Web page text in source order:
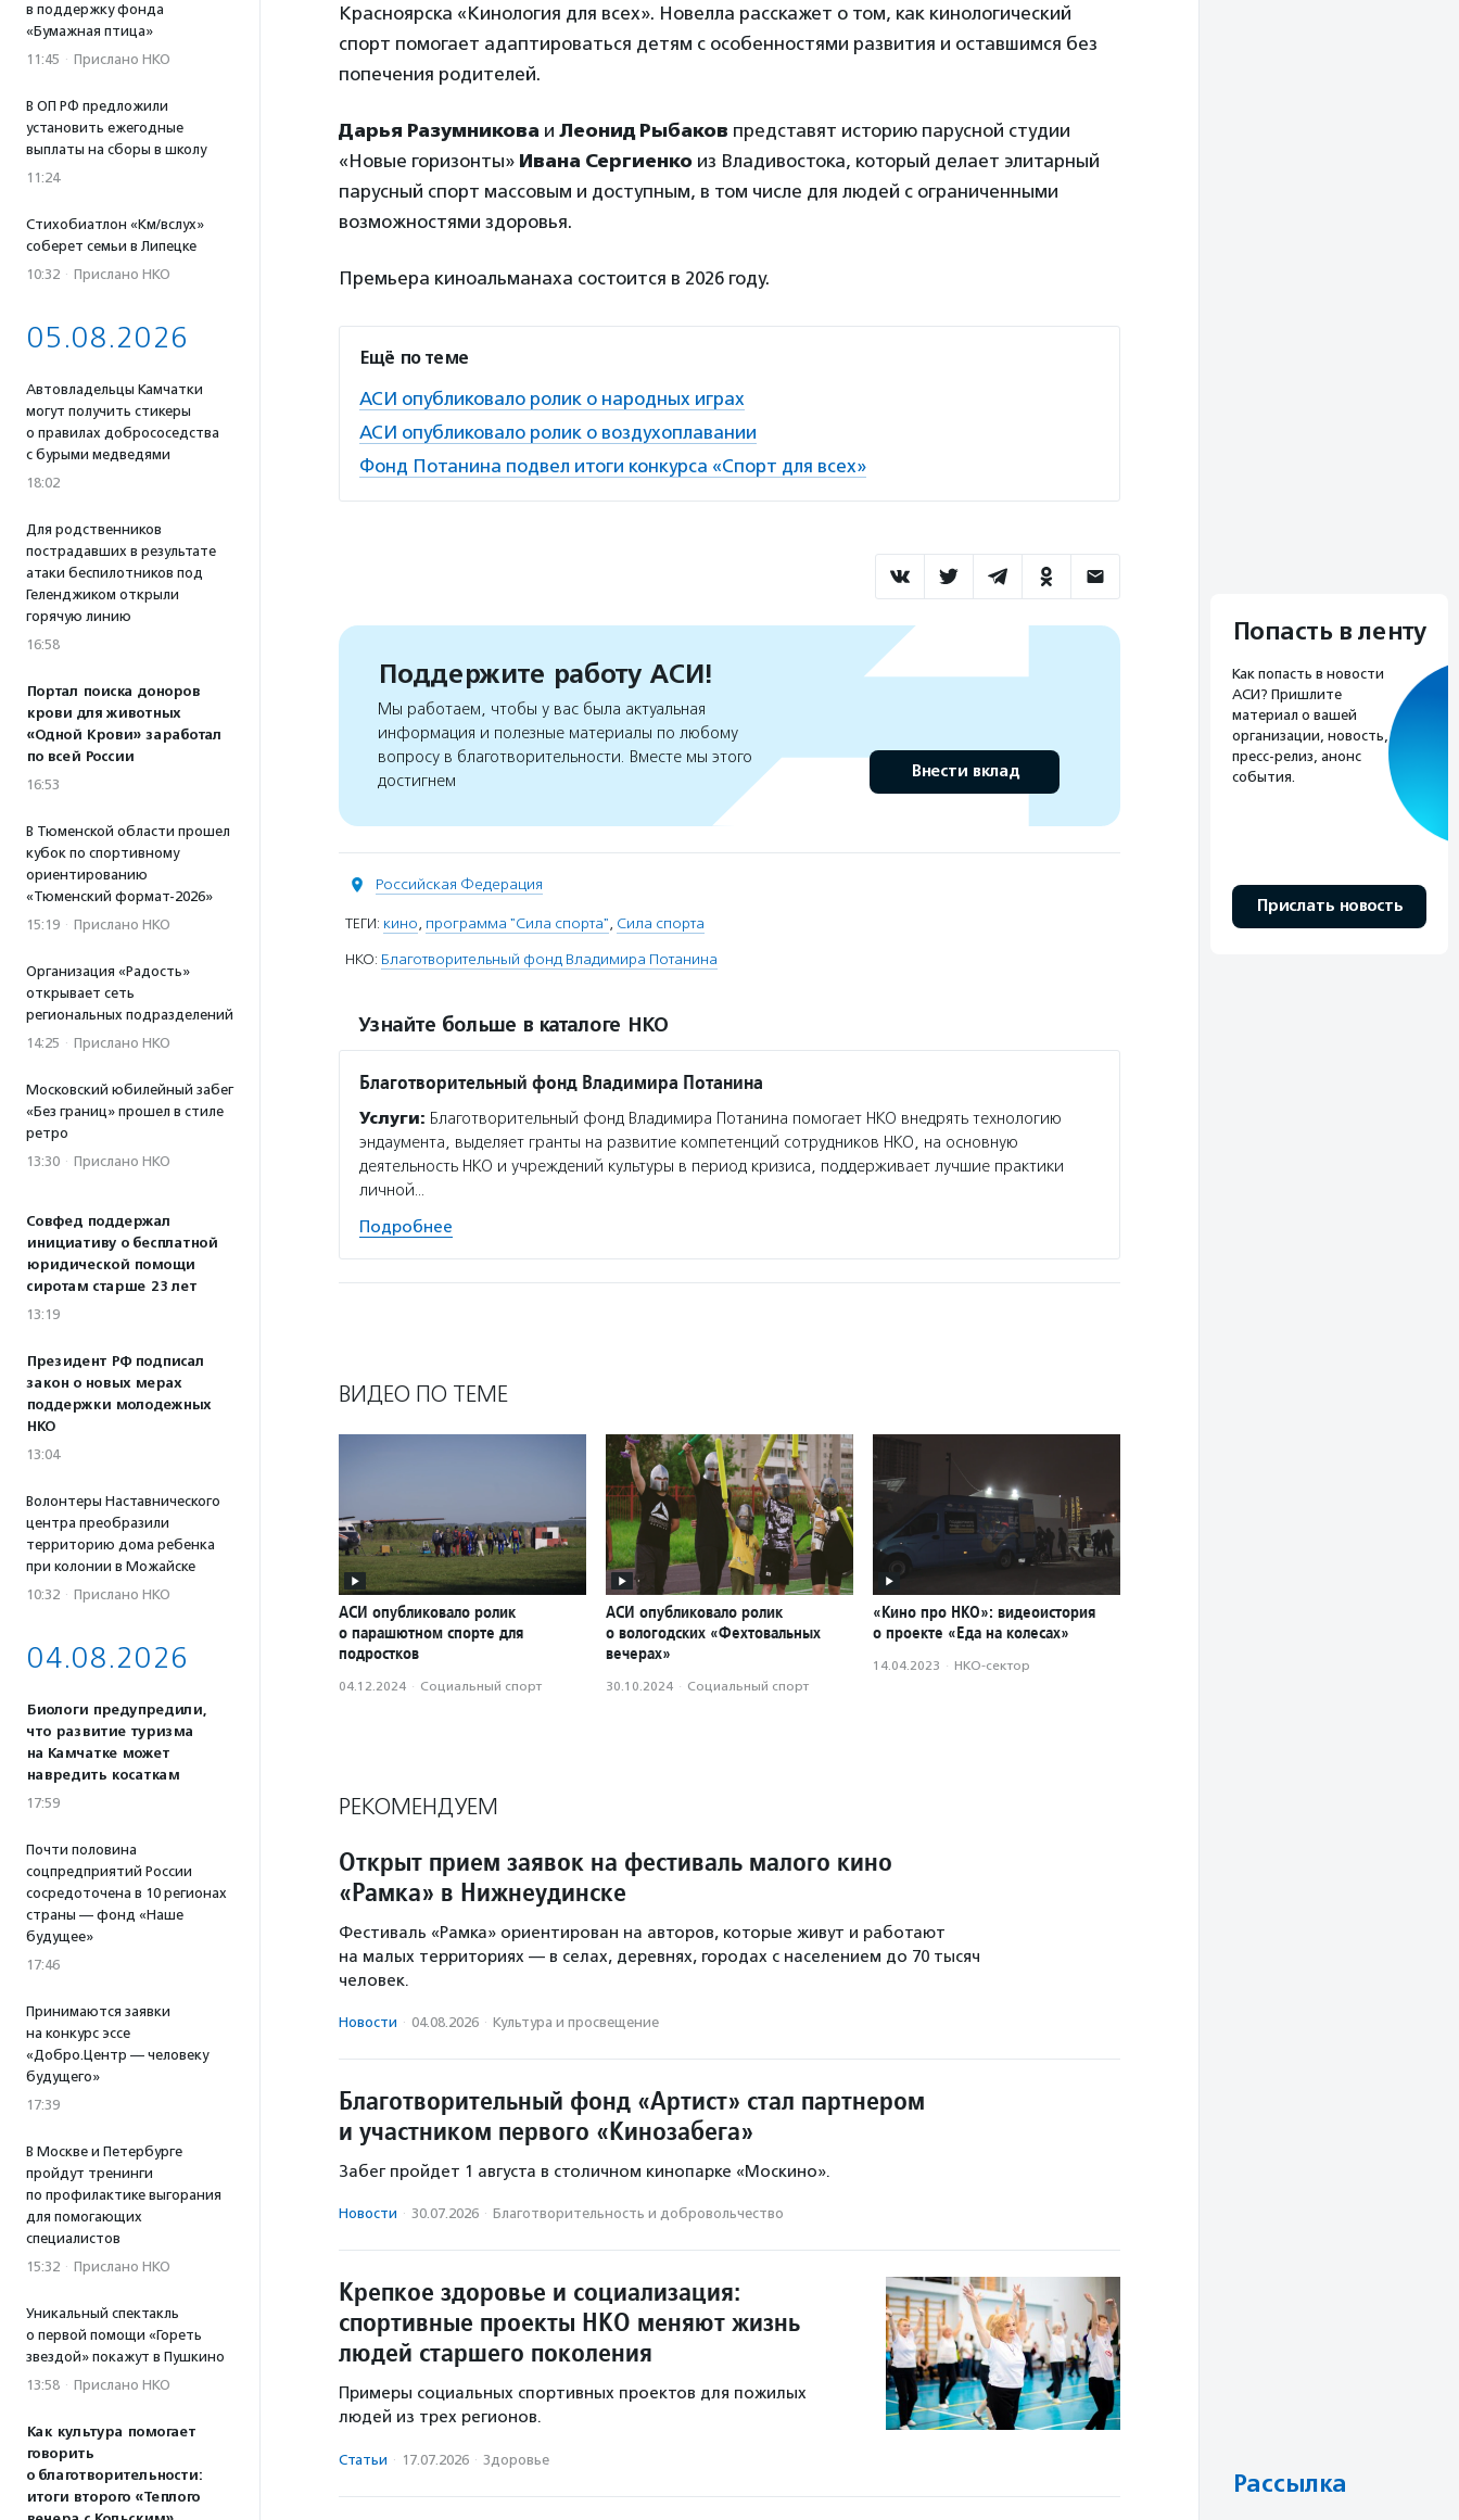
в поддержку фонда
«Бумажная птица»
11:45 · Прислано НКО
В ОП РФ предложили
установить ежегодные
выплаты на сборы в школу
11:24
Стихобиатлон «Км/вслух»
соберет семьи в Липецке
10:32 · Прислано НКО
05.08.2026
Автовладельцы Камчатки
могут получить стикеры
о правилах добрососедства
с бурыми медведями
18:02
Для родственников
пострадавших в результате
атаки беспилотников под
Геленджиком открыли
горячую линию
16:58
Портал поиска доноров
крови для животных
«Одной Крови» заработал
по всей России
16:53
В Тюменской области прошел
кубок по спортивному
ориентированию
«Тюменский формат-2026»
15:19 · Прислано НКО
Организация «Радость»
открывает сеть
региональных подразделений
14:25 · Прислано НКО
Московский юбилейный забег
«Без границ» прошел в стиле
ретро
13:30 · Прислано НКО
Совфед поддержал
инициативу о бесплатной
юридической помощи
сиротам старше 23 лет
13:19
Президент РФ подписал
закон о новых мерах
поддержки молодежных
НКО
13:04
Волонтеры Наставнического
центра преобразили
территорию дома ребенка
при колонии в Можайске
10:32 · Прислано НКО
04.08.2026
Биологи предупредили,
что развитие туризма
на Камчатке может
навредить косаткам
17:59
Почти половина
соцпредприятий России
сосредоточена в 10 регионах
страны — фонд «Наше
будущее»
17:46
Принимаются заявки
на конкурс эссе
«Добро.Центр — человеку
будущего»
17:39
В Москве и Петербурге
пройдут тренинги
по профилактике выгорания
для помогающих
специалистов
15:32 · Прислано НКО
Уникальный спектакль
о первой помощи «Гореть
звездой» покажут в Пушкино
13:58 · Прислано НКО
Как культура помогает
говорить
о благотворительности:
итоги второго «Теплого
Красноярска «Кинология для всех». Новелла расскажет о том, как кинологический
спорт помогает адаптироваться детям с особенностями развития и оставшимся без
попечения родителей.
Дарья Разумникова и Леонид Рыбаков представят историю парусной студии
«Новые горизонты» Ивана Сергиенко из Владивостока, который делает элитарный
парусный спорт массовым и доступным, в том числе для людей с ограниченными
возможностями здоровья.
Премьера киноальманаха состоится в 2026 году.
Ещё по теме
АСИ опубликовало ролик о народных играх
АСИ опубликовало ролик о воздухоплавании
Фонд Потанина подвел итоги конкурса «Спорт для всех»
Поддержите работу АСИ!
Мы работаем, чтобы у вас была актуальная
информация и полезные материалы по любому
вопросу в благотворительности. Вместе мы этого
достигнем
Внести вклад
Российская Федерация
ТЕГИ: кино, программа "Сила спорта", Сила спорта
НКО: Благотворительный фонд Владимира Потанина
Узнайте больше в каталоге НКО
Благотворительный фонд Владимира Потанина
Услуги: Благотворительный фонд Владимира Потанина помогает НКО внедрять технологию
эндаумента, выделяет гранты на развитие компетенций сотрудников НКО, на основную
деятельность НКО и учреждений культуры в период кризиса, поддерживает лучшие практики
личной…
Подробнее
ВИДЕО ПО ТЕМЕ
АСИ опубликовало ролик
о парашютном спорте для
подростков
04.12.2024 · Социальный спорт
АСИ опубликовало ролик
о вологодских «Фехтовальных
вечерах»
30.10.2024 · Социальный спорт
«Кино про НКО»: видеоистория
о проекте «Еда на колесах»
14.04.2023 · НКО-сектор
РЕКОМЕНДУЕМ
Открыт прием заявок на фестиваль малого кино
«Рамка» в Нижнеудинске
Фестиваль «Рамка» ориентирован на авторов, которые живут и работают
на малых территориях — в селах, деревнях, городах с населением до 70 тысяч
человек.
Новости · 04.08.2026 · Культура и просвещение
Благотворительный фонд «Артист» стал партнером
и участником первого «Кинозабега»
Забег пройдет 1 августа в столичном кинопарке «Москино».
Новости · 30.07.2026 · Благотвори­тель­ность и доброволь­чест­во
Крепкое здоровье и социализация:
спортивные проекты НКО меняют жизнь
людей старшего поколения
Примеры социальных спортивных проектов для пожилых
людей из трех регионов.
Статьи · 17.07.2026 · Здоровье
Попасть в ленту
Как попасть в новости
АСИ? Пришлите
материал о вашей
организации, новость,
пресс-релиз, анонс
события.
Прислать новость
Рассылка